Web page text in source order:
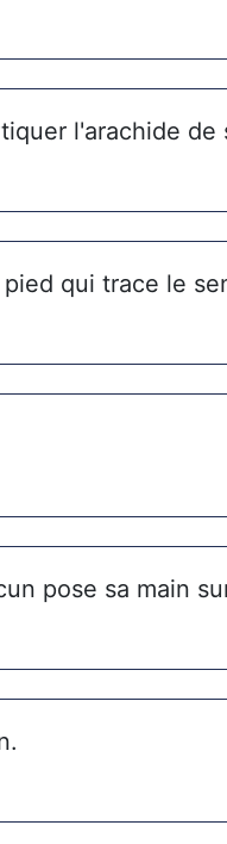
l'arachide de
qui trace le
pose sa main